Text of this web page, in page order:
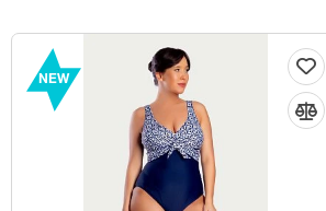
NEW